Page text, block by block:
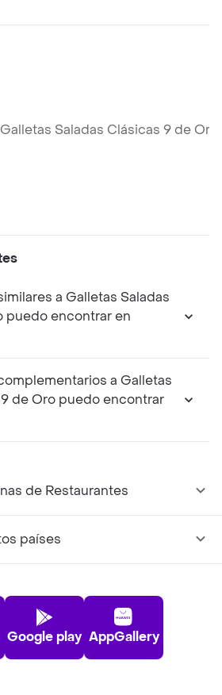
Saladas Clásicas 9 de
a Galletas Saladas
puedo encontrar en
a Galletas
de Oro puedo encontrar
de Restaurantes
países
Google play AppGallery